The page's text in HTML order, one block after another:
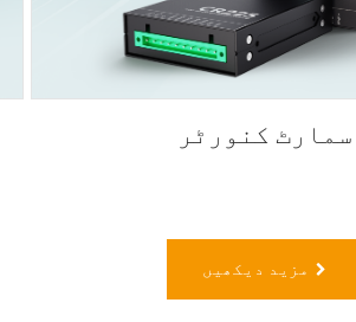
سمارٹ کنورٹر
مزید دیکھیں